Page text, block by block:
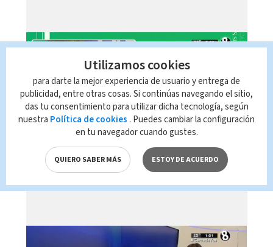
Telediario En Directo con Paula
Brenes, 07 de agosto 2026
Utilizamos cookies
para darte la mejor experiencia de usuario y entrega de
publicidad, entre otras cosas. Si continúas navegando el sitio,
das tu consentimiento para utilizar dicha tecnología, según
nuestra Política de cookies . Puedes cambiar la configuración
en tu navegador cuando gustes.
QUIERO SABER MÁS ESTOY DE ACUERDO